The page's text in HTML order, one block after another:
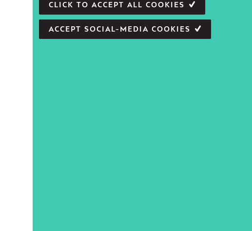
CLICK TO ACCEPT ALL COOKIES
ACCEPT SOCIAL-MEDIA COOKIES